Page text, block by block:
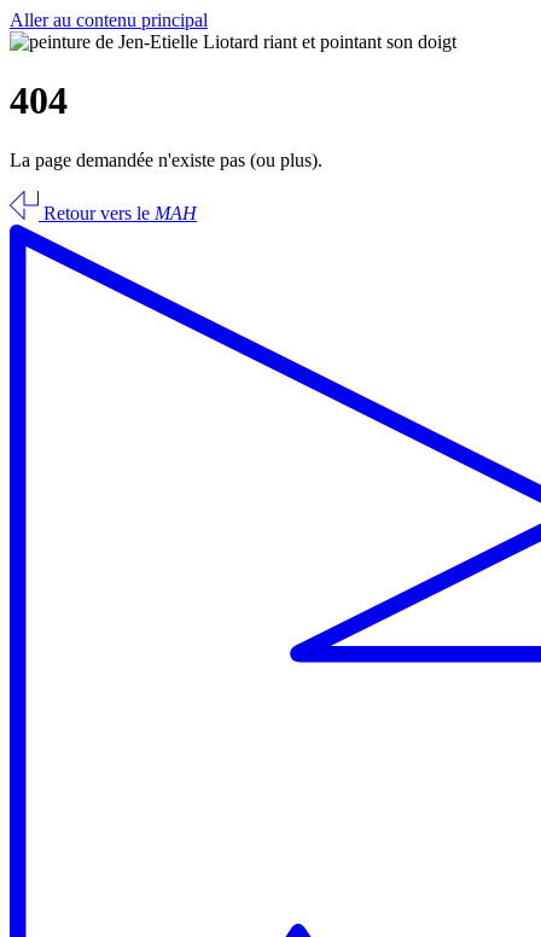
Aller au contenu principal
404
La page demandée n'existe pas (ou plus).
Retour vers le MAH